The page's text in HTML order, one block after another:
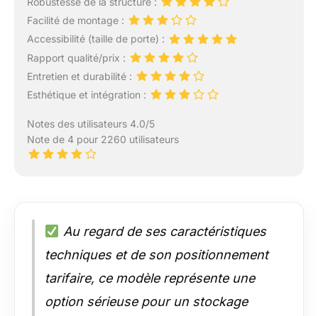
Facilité de montage :
Accessibilité (taille de porte) :
Rapport qualité/prix :
Entretien et durabilité :
Esthétique et intégration :
Notes des utilisateurs 4.0/5
Note de 4 pour 2260 utilisateurs
Au regard de ses caractéristiques
techniques et de son positionnement
tarifaire, ce modèle représente une
option sérieuse pour un stockage